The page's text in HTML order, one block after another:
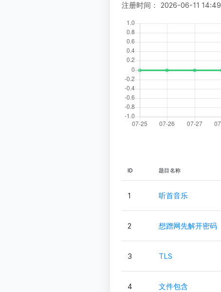
注册时间： 2026-06-11 14:49
ID 题目名称
1 听首音乐
2 想蹭网先解开密码
3 TLS
4 文件包含